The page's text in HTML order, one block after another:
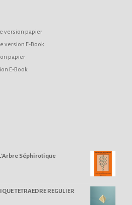
version papier
version E-Book
papier
E-Book
Séphirotique
TETRAEDRE REGULIER